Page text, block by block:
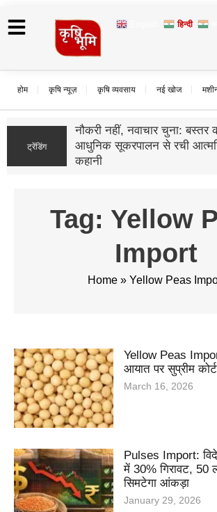
हिन्दी
होम कृषि न्यूज़ कृषि व्यवसाय नई खोज
ट्रेंडिंग
नौकरी नहीं, नवाचार चुना: बस्तर
आधुनिक सूकरपालन से रची
कहानी
Tag: Yellow
Import
Home» Yellow Peas
Yellow Peas
आयात पर सुप्रीम
March 16, 2026
Pulses Import:
में 30% गिरावट,
सिमटेगा आंकड़ा
January 29, 2026